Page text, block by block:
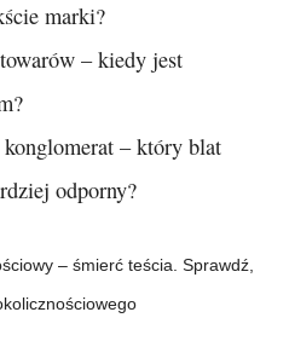
marki?
– kiedy jest
– który blat
odporny?
– śmierć teścia. Sprawdź,